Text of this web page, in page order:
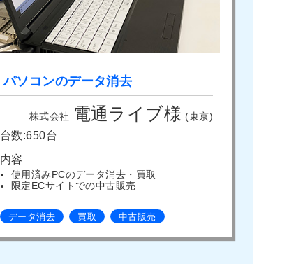
パソコンのデータ消去
株式会社 電通ライブ様 (東京)
台数:650台
内容
使用済みPCのデータ消去・買取
限定ECサイトでの中古販売
データ消去 買取 中古販売